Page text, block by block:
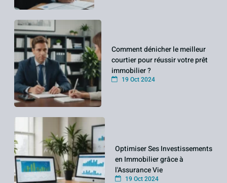
Comment dénicher le meilleur
courtier pour réussir votre prêt
immobilier ?
19 Oct 2024
Optimiser Ses Investissements
en Immobilier grâce à
l'Assurance Vie
19 Oct 2024